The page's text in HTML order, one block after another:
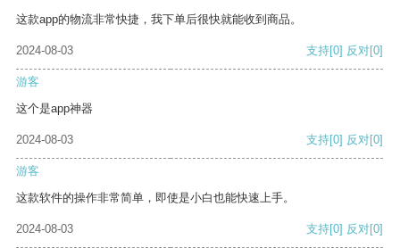
这款app的物流非常快捷，我下单后很快就能收到商品。
2024-08-03 支持[0] 反对[0]
游客
这个是app神器
2024-08-03 支持[0] 反对[0]
游客
这款软件的操作非常简单，即使是小白也能快速上手。
2024-08-03 支持[0] 反对[0]